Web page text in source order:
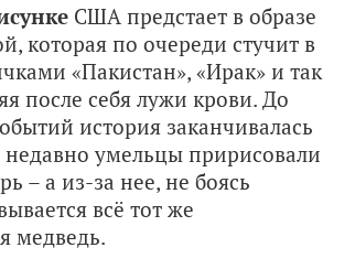
США предстает в образе
которая по очереди стучит в
«Пакистан», «Ирак» и так
после себя лужи крови. До
история заканчивалась
недавно умельцы пририсовали
– а из-за нее, не боясь
всё тот же
медведь.